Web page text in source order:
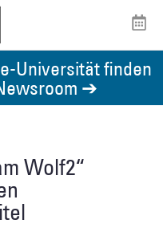
Universität finden
➔
Wolf2“